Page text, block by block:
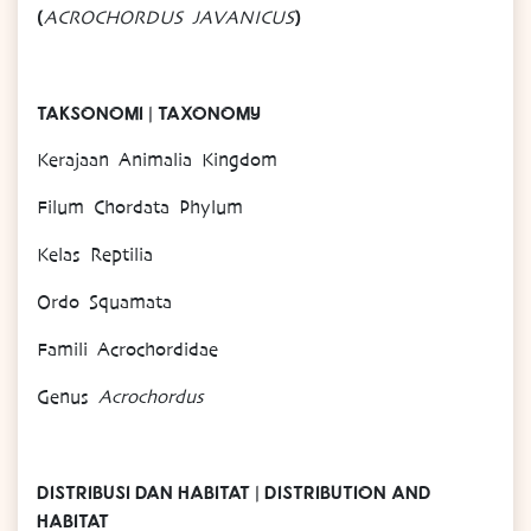
(ACROCHORDUS JAVANICUS)
TAKSONOMI | TAXONOMY
Kerajaan Animalia Kingdom
Filum Chordata Phylum
Kelas Reptilia
Ordo Squamata
Famili Acrochordidae
Genus Acrochordus
DISTRIBUSI DAN HABITAT | DISTRIBUTION AND
HABITAT